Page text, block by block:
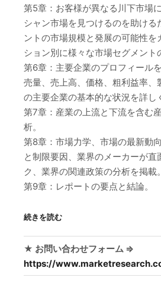
第5章：お客様が異なる川下市場
シャン市場を見つけるのを助ける
ントの市場規模と発展の可能性を
ション別に様々な市場セグメント
第6章：主要企業のプロフィール
売量、売上高、価格、粗利益率、
の主要企業の基本的な状況を詳し
第7章：産業の上流と下流を含む
析。
第8章：市場力学、市場の最新動
と制限要因、業界のメーカーが直
ク、業界の関連政策の分析を掲載。
第9章：レポートの要点と結論。
続きを読む
★ お問い合わせフォーム ⇒
https://